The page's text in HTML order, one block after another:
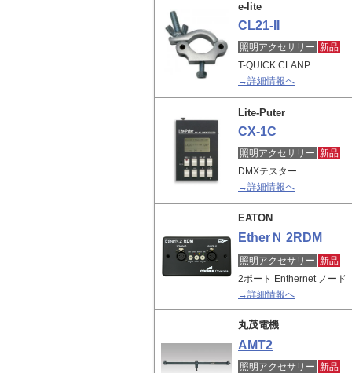
e-lite
CL21-II
照明アクセサリー 新品
T-QUICK CLANP
→詳細情報へ
Lite-Puter
CX-1C
照明アクセサリー 新品
DMXテスター
→詳細情報へ
EATON
EtherＮ 2RDM
照明アクセサリー 新品
2ポート Enthernet ノード
→詳細情報へ
丸茂電機
AMT2
照明アクセサリー 新品